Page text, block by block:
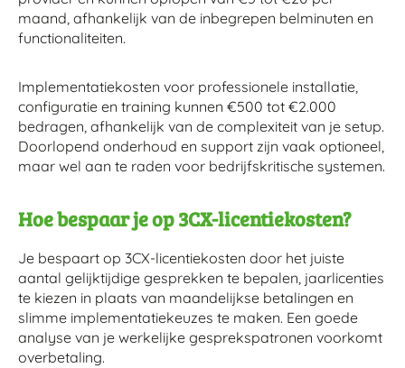
maand, afhankelijk van de inbegrepen belminuten en
functionaliteiten.
Implementatiekosten voor professionele installatie,
configuratie en training kunnen €500 tot €2.000
bedragen, afhankelijk van de complexiteit van je setup.
Doorlopend onderhoud en support zijn vaak optioneel,
maar wel aan te raden voor bedrijfskritische systemen.
Hoe bespaar je op 3CX-licentiekosten?
Je bespaart op 3CX-licentiekosten door het juiste
aantal gelijktijdige gesprekken te bepalen, jaarlicenties
te kiezen in plaats van maandelijkse betalingen en
slimme implementatiekeuzes te maken. Een goede
analyse van je werkelijke gesprekspatronen voorkomt
overbetaling.